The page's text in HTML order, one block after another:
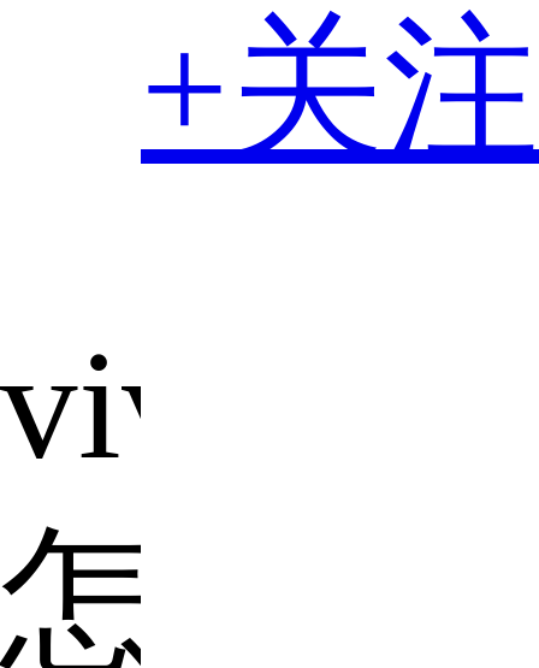
+关注
vivonex
怎